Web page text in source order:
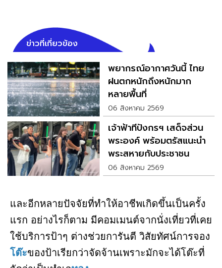
ข่าวที่เกี่ยวข้อง
พยากรณ์อากาศวันนี้ ไทย
ฝนตกหนักถึงหนักมาก
หลายพื้นที่
06 สิงหาคม 2569
เจ้าฟ้าทีปังกรฯ เสด็จส่วน
พระองค์ พร้อมตรัสแนะนำ
พระสหายกับประชาชน
06 สิงหาคม 2569
และอีกหลายปัจจัยที่ทำให้อาชีพเกิดขึ้นเป็นครั้ง
แรก อย่างไรก็ตาม มีคอมเมนต์จากนั่งเที่ยวที่เคย
ใช้บริการป้าๆ ต่างช่วยการันตี วิสัยทัศน์การจอง
โต๊ะของป้าเรียกว่าจัดจ้านเพราะมักจะได้โต๊ะที่